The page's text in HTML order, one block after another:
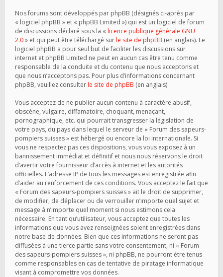
Nos forums sont développés par phpBB (désignés ci-après par
« logiciel phpBB » et « phpBB Limited ») qui est un logiciel de forum
de discussions déclaré sous la « licence publique générale GNU
2.0» et qui peut être téléchargé sur le site de phpBB (en anglais). Le
logiciel phpBB a pour seul but de faciliter les discussions sur
internet et phpBB Limited ne peut en aucun cas être tenu comme
responsable de la conduite et du contenu que nous acceptons et
que nous n’acceptons pas. Pour plus d’informations concernant
phpBB, veuillez consulter le site de phpBB (en anglais).
Vous acceptez de ne publier aucun contenu à caractère abusif,
obscène, vulgaire, diffamatoire, choquant, menaçant,
pornographique, etc. qui pourrait transgresser la législation de
votre pays, du pays dans lequel le serveur de « Forum des sapeurs-
pompiers suisses » est hébergé ou encore la loi internationale. Si
vous ne respectez pas ces dispositions, vous vous exposez à un
bannissement immédiat et définitif et nous nous réservons le droit
d’avertir votre fournisseur d’accès à internet et les autorités
officielles. L’adresse IP de tous les messages est enregistrée afin
d’aider au renforcement de ces conditions. Vous acceptez le fait que
« Forum des sapeurs-pompiers suisses » ait le droit de supprimer,
de modifier, de déplacer ou de verrouiller n’importe quel sujet et
message à n’importe quel moment si nous estimons cela
nécessaire. En tant qu’utilisateur, vous acceptez que toutes les
informations que vous avez renseignées soient enregistrées dans
notre base de données. Bien que ces informations ne seront pas
diffusées à une tierce partie sans votre consentement, ni « Forum
des sapeurs-pompiers suisses », ni phpBB, ne pourront être tenus
comme responsables en cas de tentative de piratage informatique
visant à compromettre vos données.